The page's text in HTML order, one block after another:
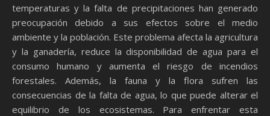
temperaturas y la falta de precipitaciones han generado
preocupación debido a sus efectos sobre el medio
ambiente y la población. Este problema afecta la agricultura
y la ganadería, reduce la disponibilidad de agua para el
consumo humano y aumenta el riesgo de incendios
forestales. Además, la fauna y la flora sufren las
consecuencias de la falta de agua, lo que puede alterar el
equilibrio de los ecosistemas. Para enfrentar esta